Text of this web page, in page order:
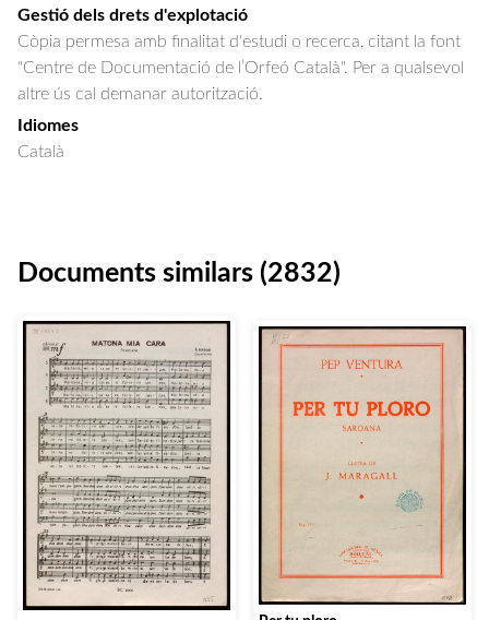
Gestió dels drets d'explotació
Còpia permesa amb finalitat d'estudi o recerca, citant la font
"Centre de Documentació de l’Orfeó Català". Per a qualsevol
altre ús cal demanar autorització.
Idiomes
Català
Documents similars (2832)